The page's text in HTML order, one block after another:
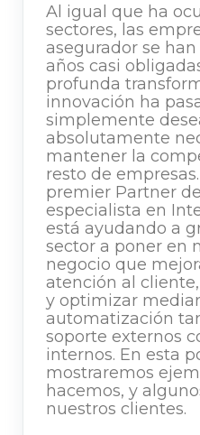
Al igual que ha
sectores, las
asegurador se
años casi
profunda
innovación ha
simplemente
absolutamente
mantener la
resto de
premier Partner
especialista en
está ayudando a
sector a poner en
negocio que
atención al
y optimizar
automatización
soporte externos
internos. En esta
mostraremos
hacemos, y
nuestros clientes.